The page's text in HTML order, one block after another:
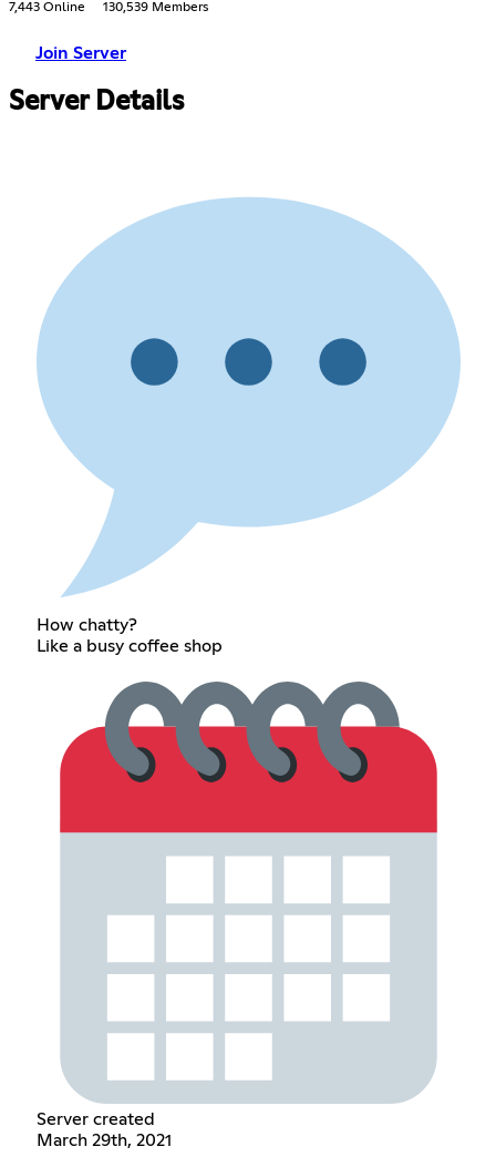
7,443 Online 130,539 Members
Join Server
Server Details
How chatty?
Like a busy coffee shop
Server created
March 29th, 2021